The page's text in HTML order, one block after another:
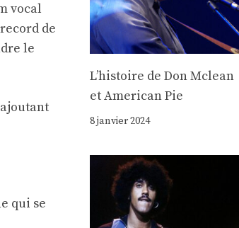
vocal
de
le
qui se
Lʼhistoire de Don Mclean
et American Pie
8 janvier 2024